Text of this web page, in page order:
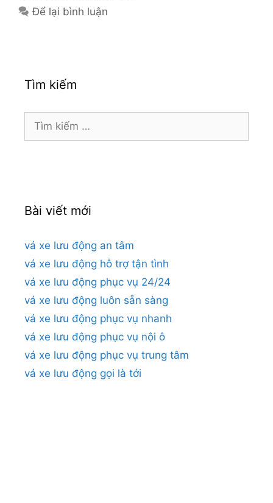
Để lại bình luận
Tìm kiếm
Tìm
kiếm
Bài viết mới
vá xe lưu động an tâm
vá xe lưu động hỗ trợ tận tình
vá xe lưu động phục vụ 24/24
vá xe lưu động luôn sẵn sàng
vá xe lưu động phục vụ nhanh
vá xe lưu động phục vụ nội ô
vá xe lưu động phục vụ trung tâm
vá xe lưu động gọi là tới